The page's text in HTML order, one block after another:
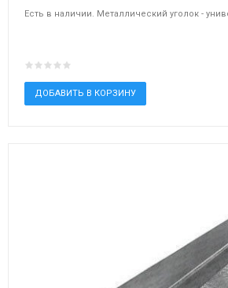
Есть в наличии. Металлический уголок -